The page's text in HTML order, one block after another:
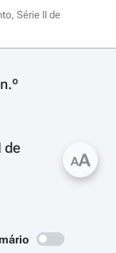
Série II de
de
AA